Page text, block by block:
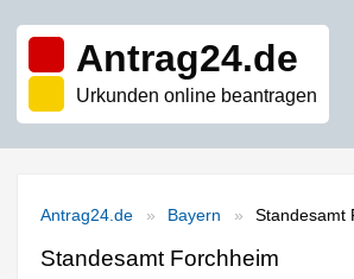
Antrag24.de
Urkunden online beantragen
Antrag24.de Bayern Standesamt
Standesamt Forchheim